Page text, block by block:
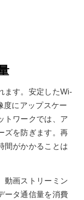
ます。安定したWi-
度にアップスケー
トワークでは、ア
ズを防ぎます。再
間がかかることは
動画ストリーミン
ータ通信量を消費